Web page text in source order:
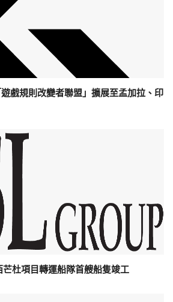
戲規則改變者聯盟」擴展至孟加拉、印
芒杜項目轉運船隊首艘船隻竣工